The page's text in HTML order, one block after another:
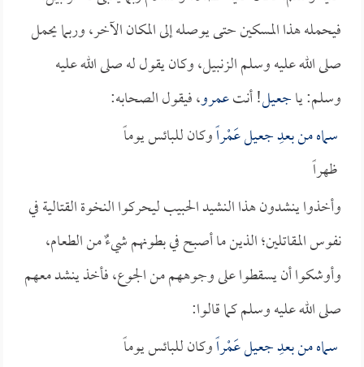
فيحمله هذا المسكين حتى يوصله إلى المكان الآخر، وربما يحمل
صلى الله عليه وسلم الزنبيل، وكان يقول له صلى الله عليه
وسلم: ياجعيل! أنتعمرو، فيقول الصحابه:
سماه من بعدِجعيلعَمْراًوكان للبائس يوماً
ظهراً
وأخذوا ينشدون هذا النشيد الحبيب ليحركوا النخوة القتالية في
نفوس المقاتلين؛ الذين ما أصبح في بطونهم شيءٌ من الطعام،
وأوشكوا أن يسقطوا على وجوههم من الجوع، فأخذ ينشد معهم
صلى الله عليه وسلم كما قالوا:
سماه من بعدِجعيلعَمْراًوكان للبائس يوماً